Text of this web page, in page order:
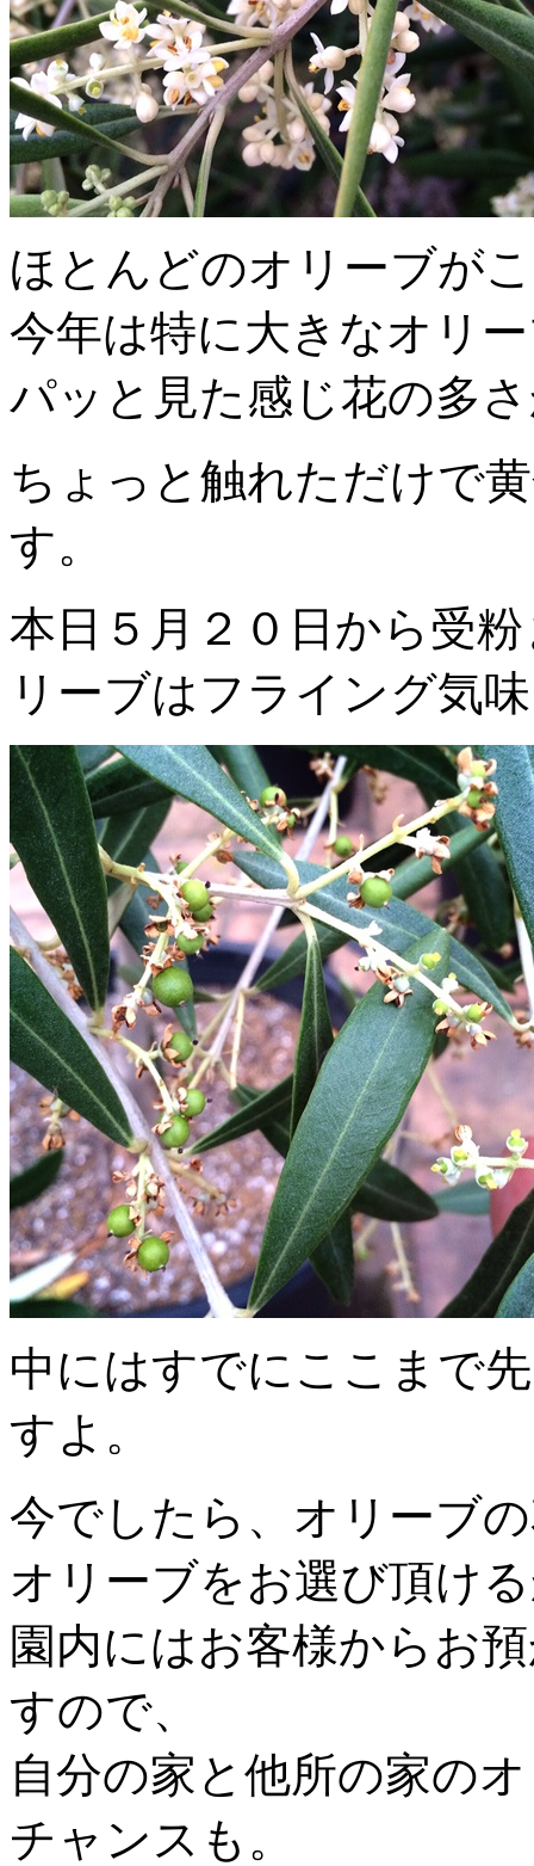
ほとんどのオリーブが
今年は特に大きなオリ
パッと見た感じ花の多
ちょっと触れただけで
す。
本日５月２０日から受
リーブはフライング気
中にはすでにここまで
すよ。
今でしたら、オリーブ
オリーブをお選び頂け
園内にはお客様からお
すので、
自分の家と他所の家の
チャンスも。